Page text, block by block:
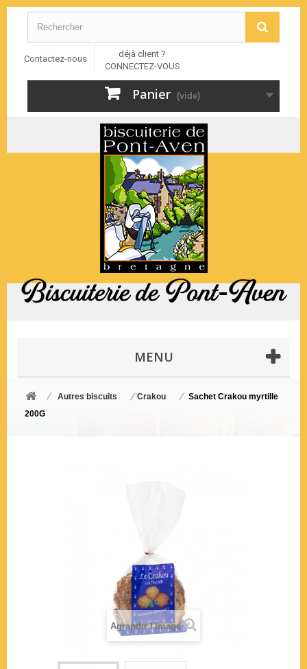
Contactez-nous
déjà client ?
CONNECTEZ-VOUS
Panier (vide)
MENU
Autres biscuits Crakou
Sachet Crakou myrtille
200G
Agrandir l'image